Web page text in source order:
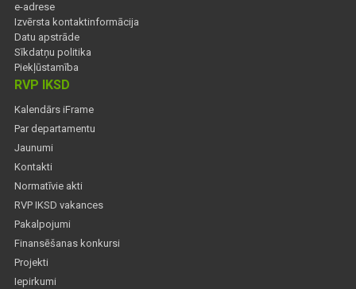
e-adrese
Izvērsta kontaktinformācija
Datu apstrāde
Sīkdatņu politika
Piekļūstamība
RVP IKSD
Kalendārs iFrame
Par departamentu
Jaunumi
Kontakti
Normatīvie akti
RVP IKSD vakances
Pakalpojumi
Finansēšanas konkursi
Projekti
Iepirkumi